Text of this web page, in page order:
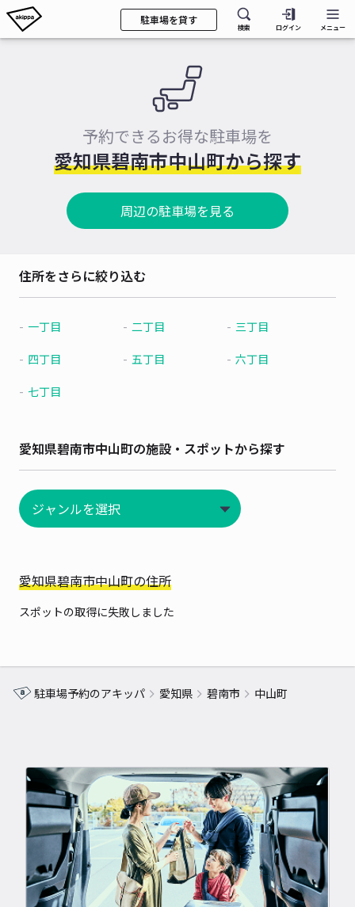
駐車場を貸す
検索 ログイン メニュー
予約できるお得な駐車場を
愛知県碧南市中山町から探す
周辺の駐車場を見る
住所をさらに絞り込む
一丁目 二丁目 三丁目
四丁目 五丁目 六丁目
七丁目
愛知県碧南市中山町の施設・スポットから探す
愛知県碧南市中山町の住所
スポットの取得に失敗しました
駐車場予約のアキッパ 愛知県 碧南市 中山町